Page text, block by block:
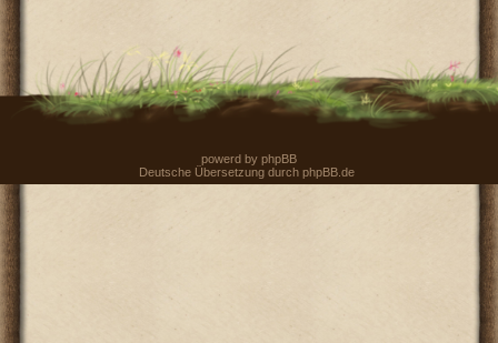
powerd by phpBB
Deutsche Übersetzung durch phpBB.de